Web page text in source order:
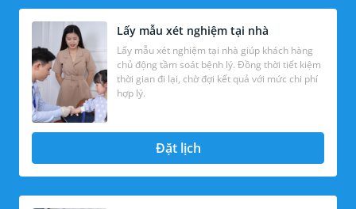
Lấy mẫu xét nghiệm tại nhà
Lấy mẫu xét nghiệm tại nhà giúp khách hàng
chủ động tầm soát bệnh lý. Đồng thời tiết kiệm
thời gian đi lại, chờ đợi kết quả với mức chi phí
hợp lý.
Đặt lịch